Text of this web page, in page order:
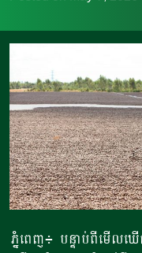
ភ្នំពេញ៖ បន្ទាប់ពីមើលឃ